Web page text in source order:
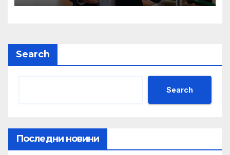
Search
Search
Последни новини